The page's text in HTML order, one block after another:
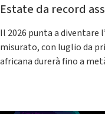
Estate da record
Il 2026 punta a diventare
misurato, con luglio da
africana durerà fino a